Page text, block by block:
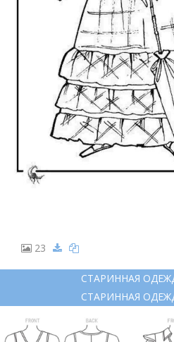
23
СТАРИННАЯ
СТАРИННАЯ